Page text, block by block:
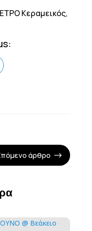
Κεραμεικός,
άρθρο $